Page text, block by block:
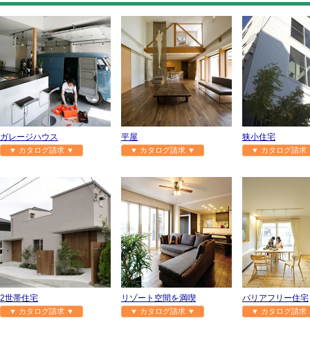
ガレージハウス
▼ カタログ請求 ▼
平屋
▼ カタログ請求 ▼
狭小住宅
▼ カタログ請
2世帯住宅
▼ カタログ請求 ▼
リゾート空間を満喫
▼ カタログ請求 ▼
バリアフリー住宅
▼ カタログ請